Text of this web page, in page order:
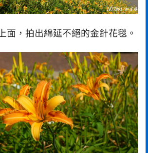
面，拍出綿延不絕的金針花毯。